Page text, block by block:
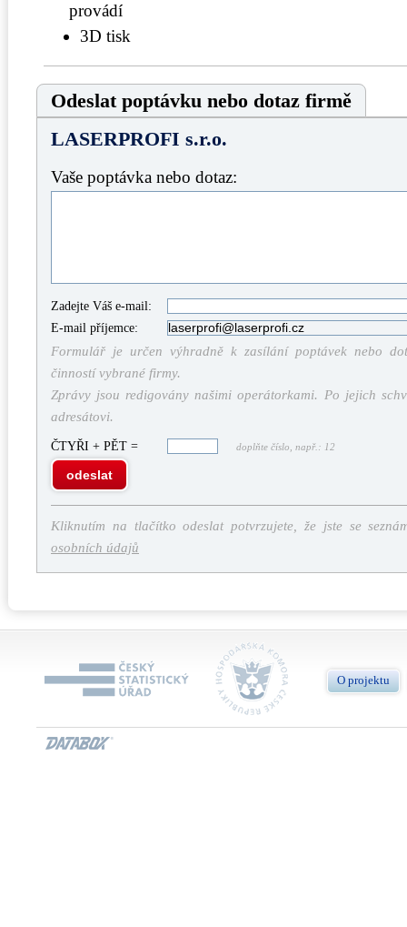
provádí
3D tisk
Odeslat poptávku nebo dotaz firmě
LASERPROFI s.r.o.
Vaše poptávka nebo dotaz:
Zadejte Váš e-mail:
E-mail příjemce:
Formulář je určen výhradně k zasílání poptávek nebo
činností vybrané firmy.
Zprávy jsou redigovány našimi operátorkami. Po jejich
adresátovi.
ČTYŘI + PĚT = doplňte číslo, např.: 12
odeslat
Kliknutím na tlačítko odeslat potvrzujete, že jste se
osobních údajů
O projektu